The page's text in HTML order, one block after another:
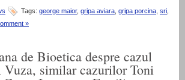
Tags: george maior, gripa aviara gripa porcina sri
»
de Bioetica despre cazul
Vuza, similar cazurilor Toni